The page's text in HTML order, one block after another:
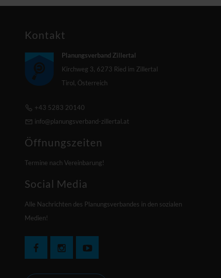
Kontakt
Planungsverband Zillertal
Kirchweg 3, 6273 Ried im Zillertal
Tirol, Österreich
+43 5283 20140
info@planungsverband-zillertal.at
Öffnungszeiten
Termine nach Vereinbarung!
Social Media
Alle Nachrichten des Planungsverbandes in den sozialen
Medien!